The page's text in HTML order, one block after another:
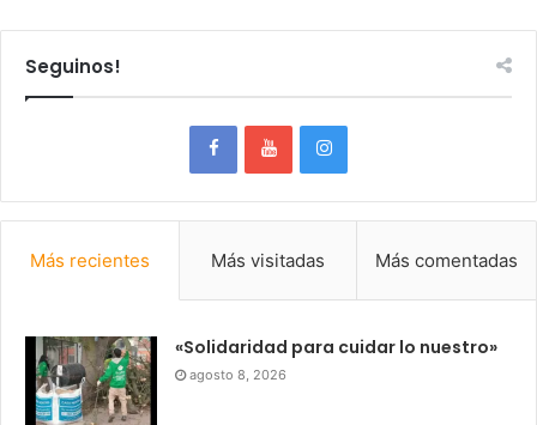
Seguinos!
Más recientes Más visitadas Más comentadas
«Solidaridad para cuidar lo nuestro»
agosto 8, 2026